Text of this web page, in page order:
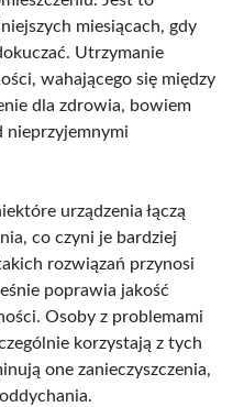
miesiącach, gdy
Utrzymanie
wahającego się między
dla zdrowia, bowiem
nieprzyjemnymi
urządzenia łączą
co czyni je bardziej
rozwiązań przynosi
poprawia jakość
Osoby z problemami
korzystają z tych
one zanieczyszczenia,